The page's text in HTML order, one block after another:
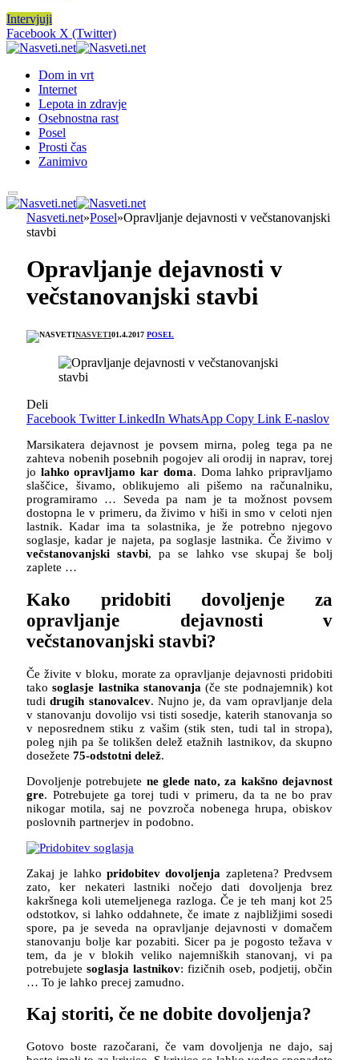
Intervjuji
Facebook X (Twitter)
Dom in vrt
Internet
Lepota in zdravje
Osebnostna rast
Posel
Prosti čas
Zanimivo
Nasveti.net»Posel»Opravljanje dejavnosti v večstanovanjski
stavbi
Opravljanje dejavnosti v
večstanovanjski stavbi
NASVETI01.4.2017 POSEL
Deli
Facebook Twitter LinkedIn WhatsApp Copy Link E-naslov
Marsikatera dejavnost je povsem mirna, poleg tega pa ne
zahteva nobenih posebnih pogojev ali orodij in naprav, torej
jo lahko opravljamo kar doma. Doma lahko pripravljamo
slaščice, šivamo, oblikujemo ali pišemo na računalniku,
programiramo … Seveda pa nam je ta možnost povsem
dostopna le v primeru, da živimo v hiši in smo v celoti njen
lastnik. Kadar ima ta solastnika, je že potrebno njegovo
soglasje, kadar je najeta, pa soglasje lastnika. Če živimo v
večstanovanjski stavbi, pa se lahko vse skupaj še bolj
zaplete …
Kako pridobiti dovoljenje za
opravljanje dejavnosti v
večstanovanjski stavbi?
Če živite v bloku, morate za opravljanje dejavnosti pridobiti
takosoglasje lastnika stanovanja (če ste podnajemnik) kot
tudidrugih stanovalcev. Nujno je, da vam opravljanje dela
v stanovanju dovolijo vsi tisti sosedje, katerih stanovanja so
v neposrednem stiku z vašim (stik sten, tudi tal in stropa),
poleg njih pa še tolikšen delež etažnih lastnikov, da skupno
dosežete 75-odstotni delež.
Dovoljenje potrebujete ne glede nato, za kakšno dejavnost
gre. Potrebujete ga torej tudi v primeru, da ta ne bo prav
nikogar motila, saj ne povzroča nobenega hrupa, obiskov
poslovnih partnerjev in podobno.
Zakaj je lahko pridobitev dovoljenja zapletena? Predvsem
zato, ker nekateri lastniki nočejo dati dovoljenja brez
kakršnega koli utemeljenega razloga. Če je teh manj kot 25
odstotkov, si lahko oddahnete, če imate z najbližjimi sosedi
spore, pa je seveda na opravljanje dejavnosti v domačem
stanovanju bolje kar pozabiti. Sicer pa je pogosto težava v
tem, da je v blokih veliko najemniških stanovanj, vi pa
potrebujete soglasja lastnikov: fizičnih oseb, podjetij, občin
… To je lahko precej zamudno.
Kaj storiti, če ne dobite dovoljenja?
Gotovo boste razočarani, če vam dovoljenja ne dajo, saj